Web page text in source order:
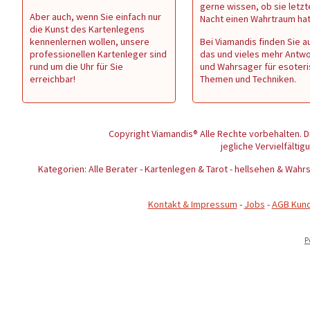
Aber auch, wenn Sie einfach nur
die Kunst des Kartenlegens
kennenlernen wollen, unsere
professionellen Kartenleger sind
rund um die Uhr für Sie
erreichbar!
gerne wissen, ob sie
Nacht einen Wahrtraum
Bei Viamandis finden Sie
das und vieles mehr
und Wahrsager für
Themen und Techniken.
Copyright Viamandis® Alle Rechte vorbehalten.
jegliche
Kategorien: Alle Berater - Kartenlegen & Tarot - hellsehen &
Kontakt & Impressum - Jobs -AGB